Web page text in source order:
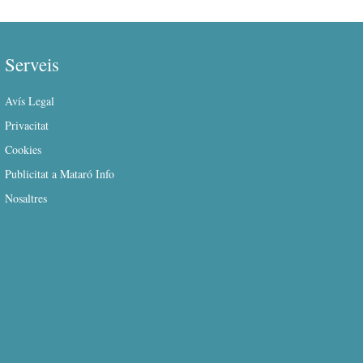
Serveis
Avís Legal
Privacitat
Cookies
Publicitat a Mataró Info
Nosaltres